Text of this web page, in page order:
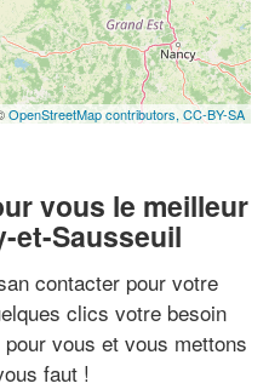
OpenStreetMap contributors, CC-BY-SA
vous le meilleur
et-Sausseuil
contacter pour votre
clics votre besoin
vous et vous mettons
faut !